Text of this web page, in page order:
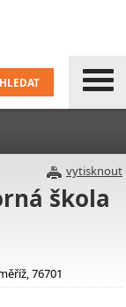
vytisknout
škola
76701